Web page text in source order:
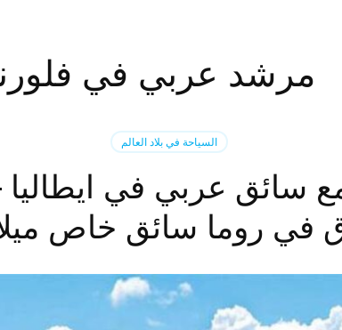
مرشد عربي في
السياحة في بلاد العالم
سائق عربي في
في روما سائق خاص